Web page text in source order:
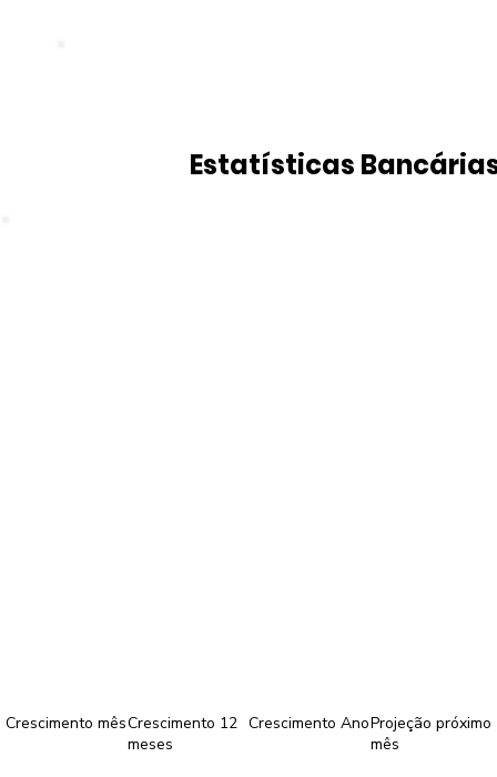
Estatísticas
Crescimento mêsCrescimento 12
meses
Crescimento AnoProjeção próximo
mês